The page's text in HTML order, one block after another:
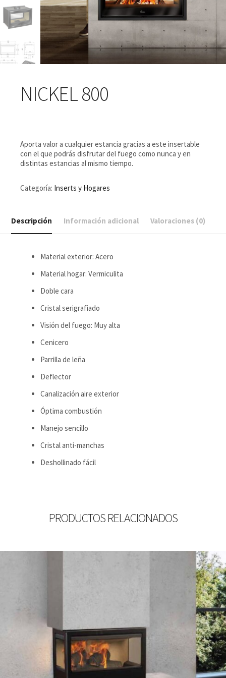
NICKEL 800
Aporta valor a cualquier estancia gracias a este insertable
con el que podrás disfrutar del fuego como nunca y en
distintas estancias al mismo tiempo.
Categoría: Inserts y Hogares
Descripción Información adicional Valoraciones (0)
Material exterior: Acero
Material hogar: Vermiculita
Doble cara
Cristal serigrafiado
Visión del fuego: Muy alta
Cenicero
Parrilla de leña
Deflector
Canalización aire exterior
Óptima combustión
Manejo sencillo
Cristal anti-manchas
Deshollinado fácil
PRODUCTOS RELACIONADOS